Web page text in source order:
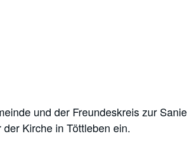
und der Freundeskreis zur
Kirche in Töttleben ein.